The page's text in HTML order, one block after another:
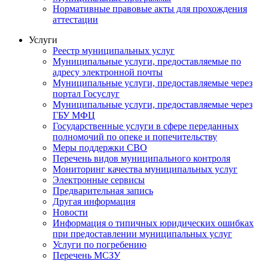
Нормативные правовые акты для прохождения
аттестации
Услуги
Реестр муниципальных услуг
Муниципальные услуги, предоставляемые по
адресу электронной почты
Муниципальные услуги, предоставляемые через
портал Госуслуг
Муниципальные услуги, предоставляемые через
ГБУ МФЦ
Государственные услуги в сфере переданных
полномочий по опеке и попечительству
Меры поддержки СВО
Перечень видов муниципального контроля
Мониторинг качества муниципальных услуг
Электронные сервисы
Предварительная запись
Другая информация
Новости
Информация о типичных юридических ошибках
при предоставлении муниципальных услуг
Услуги по погребению
Перечень МСЗУ